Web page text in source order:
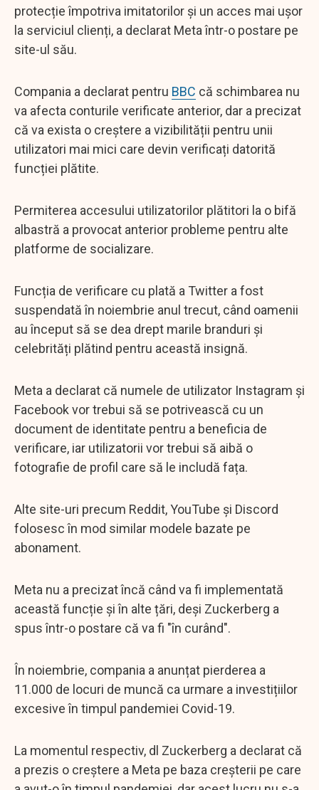
protecție împotriva imitatorilor și un acces mai ușor
la serviciul clienți, a declarat Meta într-o postare pe
site-ul său.
Compania a declarat pentru BBC că schimbarea nu
va afecta conturile verificate anterior, dar a precizat
că va exista o creștere a vizibilității pentru unii
utilizatori mai mici care devin verificați datorită
funcției plătite.
Permiterea accesului utilizatorilor plătitori la o bifă
albastră a provocat anterior probleme pentru alte
platforme de socializare.
Funcția de verificare cu plată a Twitter a fost
suspendată în noiembrie anul trecut, când oamenii
au început să se dea drept marile branduri și
celebrități plătind pentru această insignă.
Meta a declarat că numele de utilizator Instagram și
Facebook vor trebui să se potrivească cu un
document de identitate pentru a beneficia de
verificare, iar utilizatorii vor trebui să aibă o
fotografie de profil care să le includă fața.
Alte site-uri precum Reddit, YouTube și Discord
folosesc în mod similar modele bazate pe
abonament.
Meta nu a precizat încă când va fi implementată
această funcție și în alte țări, deși Zuckerberg a
spus într-o postare că va fi "în curând".
În noiembrie, compania a anunțat pierderea a
11.000 de locuri de muncă ca urmare a investițiilor
excesive în timpul pandemiei Covid-19.
La momentul respectiv, dl Zuckerberg a declarat că
a prezis o creștere a Meta pe baza creșterii pe care